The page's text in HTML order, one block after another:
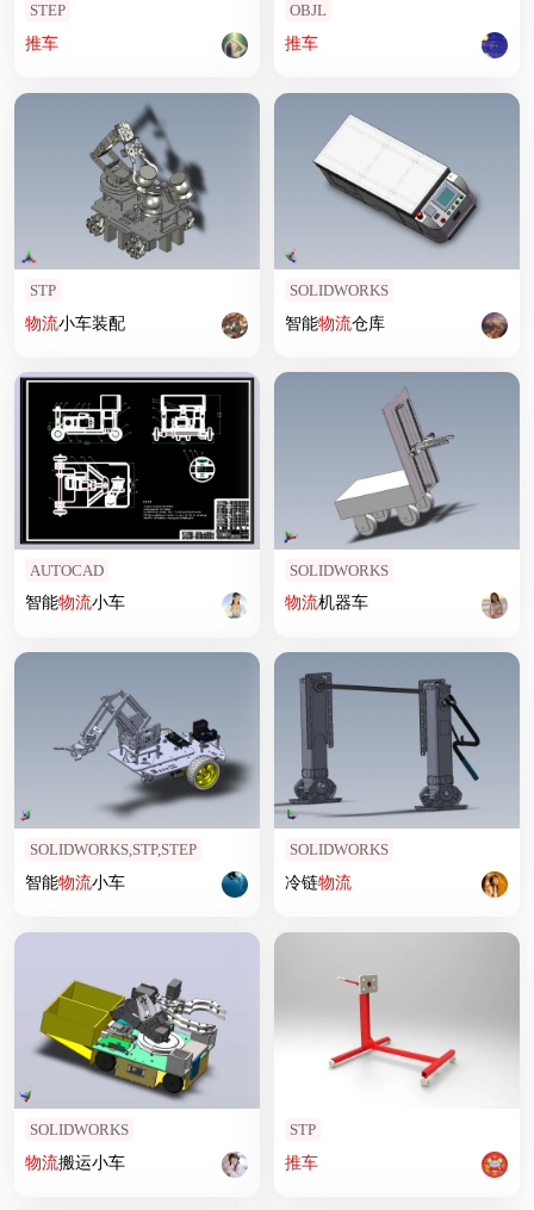
STEP
推车
OBJL
推车
STP
物流小车装配
SOLIDWORKS
智能物流仓库
AUTOCAD
智能物流小车
SOLIDWORKS
物流机器车
SOLIDWORKS,STP,STEP
智能物流小车
SOLIDWORKS
冷链物流
SOLIDWORKS
物流搬运小车
STP
推车